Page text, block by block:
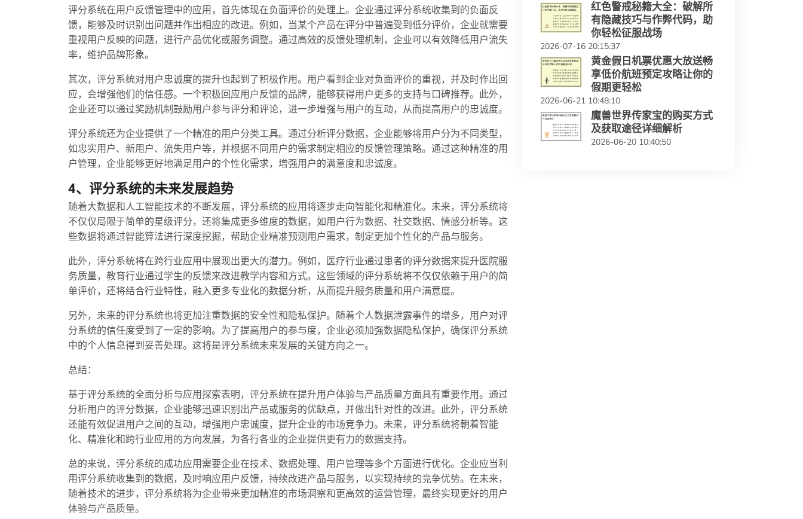
评分系统在用户反馈管理中的应用，首先体现在负面评价的处理上。企业通过评分系统收集到的负面反
馈，能够及时识别出问题并作出相应的改进。例如，当某个产品在评分中普遍受到低分评价，企业就需要
重视用户反映的问题，进行产品优化或服务调整。通过高效的反馈处理机制，企业可以有效降低用户流失
率，维护品牌形象。
其次，评分系统对用户忠诚度的提升也起到了积极作用。用户看到企业对负面评价的重视，并及时作出回
应，会增强他们的信任感。一个积极回应用户反馈的品牌，能够获得用户更多的支持与口碑推荐。此外，
企业还可以通过奖励机制鼓励用户参与评分和评论，进一步增强与用户的互动，从而提高用户的忠诚度。
评分系统还为企业提供了一个精准的用户分类工具。通过分析评分数据，企业能够将用户分为不同类型，
如忠实用户、新用户、流失用户等，并根据不同用户的需求制定相应的反馈管理策略。通过这种精准的用
户管理，企业能够更好地满足用户的个性化需求，增强用户的满意度和忠诚度。
4、评分系统的未来发展趋势
随着大数据和人工智能技术的不断发展，评分系统的应用将逐步走向智能化和精准化。未来，评分系统将
不仅仅局限于简单的星级评分，还将集成更多维度的数据，如用户行为数据、社交数据、情感分析等。这
些数据将通过智能算法进行深度挖掘，帮助企业精准预测用户需求，制定更加个性化的产品与服务。
此外，评分系统将在跨行业应用中展现出更大的潜力。例如，医疗行业通过患者的评分数据来提升医院服
务质量，教育行业通过学生的反馈来改进教学内容和方式。这些领域的评分系统将不仅仅依赖于用户的简
单评价，还将结合行业特性，融入更多专业化的数据分析，从而提升服务质量和用户满意度。
另外，未来的评分系统也将更加注重数据的安全性和隐私保护。随着个人数据泄露事件的增多，用户对评
分系统的信任度受到了一定的影响。为了提高用户的参与度，企业必须加强数据隐私保护，确保评分系统
中的个人信息得到妥善处理。这将是评分系统未来发展的关键方向之一。
总结：
基于评分系统的全面分析与应用探索表明，评分系统在提升用户体验与产品质量方面具有重要作用。通过
分析用户的评分数据，企业能够迅速识别出产品或服务的优缺点，并做出针对性的改进。此外，评分系统
还能有效促进用户之间的互动，增强用户忠诚度，提升企业的市场竞争力。未来，评分系统将朝着智能
化、精准化和跨行业应用的方向发展，为各行各业的企业提供更有力的数据支持。
总的来说，评分系统的成功应用需要企业在技术、数据处理、用户管理等多个方面进行优化。企业应当利
用评分系统收集到的数据，及时响应用户反馈，持续改进产品与服务，以实现持续的竞争优势。在未来，
随着技术的进步，评分系统将为企业带来更加精准的市场洞察和更高效的运营管理，最终实现更好的用户
体验与产品质量。
红色警戒秘籍大全：破解所
有隐藏技巧与作弊代码，助
你轻松征服战场
2026-07-16 20:15:37
黄金假日机票优惠大放送畅
享低价航班预定攻略让你的
假期更轻松
2026-06-21 10:48:10
魔兽世界传家宝的购买方式
及获取途径详细解析
2026-06-20 10:40:50